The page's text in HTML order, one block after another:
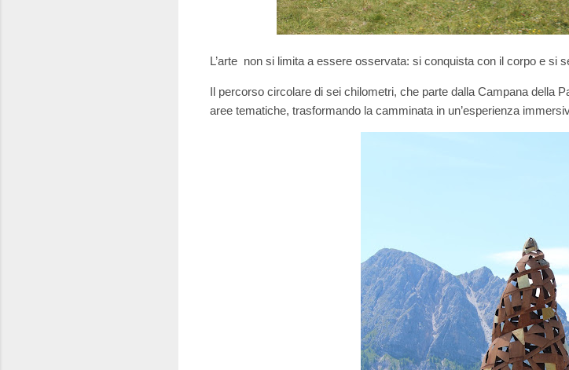
L’arte non si limita a essere osservata: si conquista con il corpo e si
Il percorso circolare di sei chilometri, che parte dalla Campana della
aree tematiche, trasformando la camminata in un’esperienza